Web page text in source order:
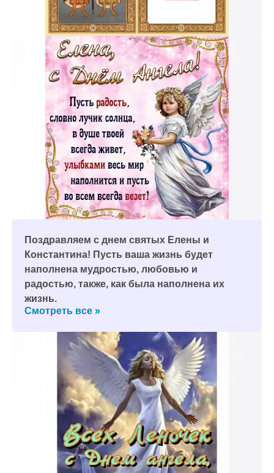
Поздравляем с днем святых Елены и
Константина! Пусть ваша жизнь будет
наполнена мудростью, любовью и
радостью, также, как была наполнена их
жизнь.
Смотреть все »